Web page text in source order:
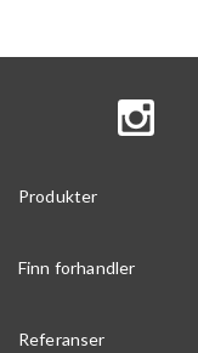
Produkter
Finn forhandler
Referanser